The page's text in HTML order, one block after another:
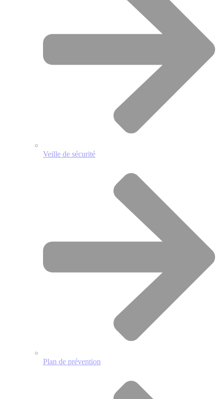
Veille de sécurité
Plan de prévention